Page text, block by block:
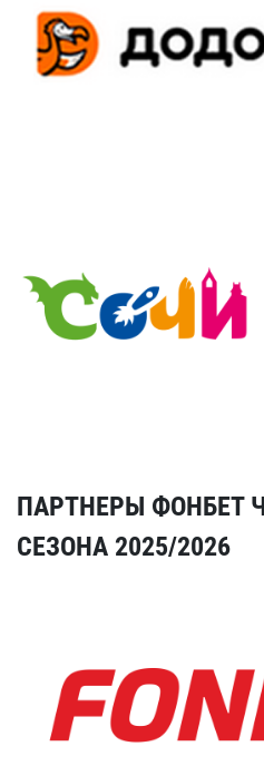
ПАРТНЕРЫ ФОНБЕТ
СЕЗОНА 2025/2026